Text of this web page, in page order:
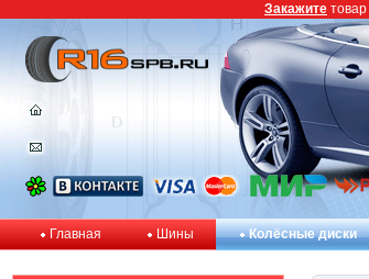
Главная Шины Колёсные диски
Закажите товар